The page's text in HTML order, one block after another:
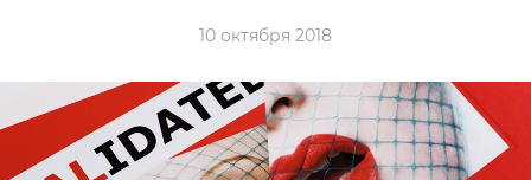
10 октября 2018